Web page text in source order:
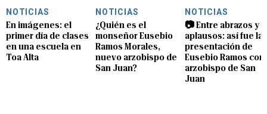
NOTICIAS
En imágenes: el
primer día de clases
en una escuela en
Toa Alta
NOTICIAS
¿Quién es el
monseñor Eusebio
Ramos Morales,
nuevo arzobispo de
San Juan?
NOTICIAS
📷 Entre abrazos y
aplausos: así fue la
presentación de
Eusebio Ramos
arzobispo de San
Juan